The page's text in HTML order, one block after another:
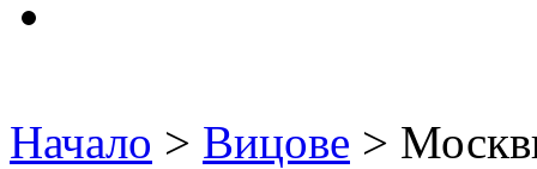
Начало > Вицове >